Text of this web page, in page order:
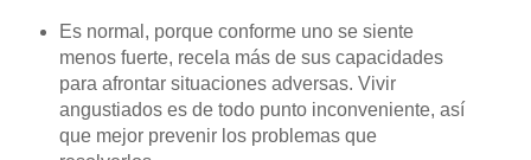
Es normal, porque conforme uno se siente
menos fuerte, recela más de sus capacidades
para afrontar situaciones adversas. Vivir
angustiados es de todo punto inconveniente, así
que mejor prevenir los problemas que